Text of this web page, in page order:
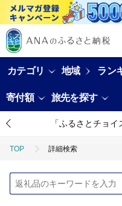
カテゴリ 地域 ラン
寄付額 旅先を探す
「ふるさとチョ
TOP 詳細検索